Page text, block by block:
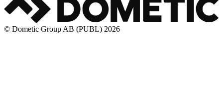
© Dometic Group AB (PUBL) 2026